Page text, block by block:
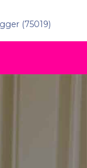
(75019)